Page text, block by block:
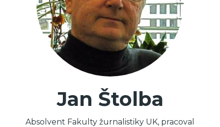
Jan Štolba
Absolvent Fakulty žurnalistiky UK, pracoval